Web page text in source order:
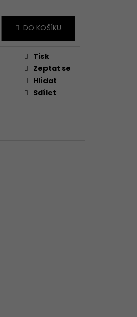
DO KOŠÍKU
Tisk
Zeptat se
Hlídat
Sdílet